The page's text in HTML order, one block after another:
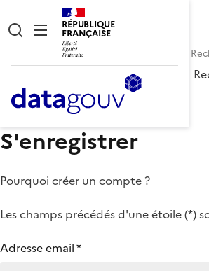
RÉPUBLIQUE
FRANÇAISE
S'enregistrer
Pourquoi créer un compte ?
Les champs précédés d'une étoile (*)
Adresse email*